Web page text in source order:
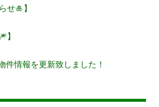
せ🎍】
】
件情報を更新致しました！